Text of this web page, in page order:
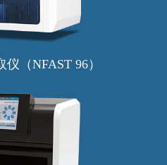
（NFAST 96）